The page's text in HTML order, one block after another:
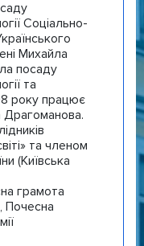
Соціально-
Михайла
посаду
та
року працює
Драгоманова.
та членом
(Київська
грамота
Почесна